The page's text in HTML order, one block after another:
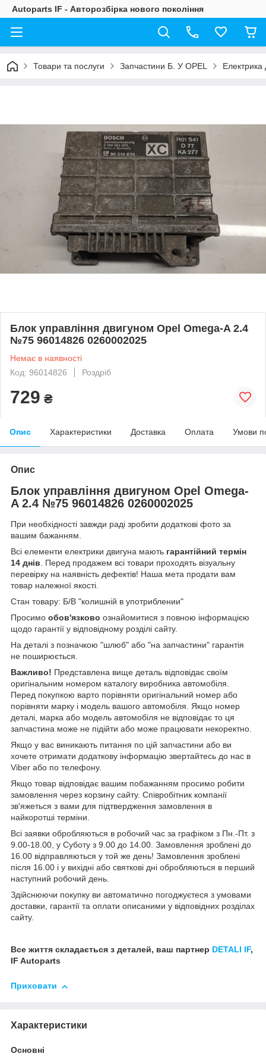
Autoparts IF - Авторозбірка нового покоління
Товари та послуги Запчастини Б. У OPEL Електрика
Блок управління двигуном Opel Omega-A 2.4
№75 96014826 0260002025
Немає в наявності
Код: 96014826
Роздріб
729 ₴
Опис Характеристики Доставка Оплата Умови
Опис
Блок управління двигуном Opel Omega-
A 2.4 №75 96014826 0260002025
При необхідності завжди раді зробити додаткові фото за
вашим бажанням.
Всі елементи електрики двигуна мають гарантійний термін
14 днів. Перед продажем всі товари проходять візуальну
перевірку на наявність дефектів! Наша мета продати вам
товар належної якості.
Стан товару: Б/В "колишній в употриблении"
Просимо обов'язково ознайомитися з повною інформацією
щодо гарантії у відповідному розділі сайту.
На деталі з позначкою "шлюб" або "на запчастини" гарантія
не поширюється.
Важливо! Представлена вище деталь відповідає своїм
оригінальним номером каталогу виробника автомобіля.
Перед покупкою варто порівняти оригінальний номер або
порівняти марку і модель вашого автомобіля. Якщо номер
деталі, марка або модель автомобіля не відповідає то ця
запчастина може не підійти або може працювати некоректно.
Якщо у вас виникають питання по цій запчастини або ви
хочете отримати додаткову інформацію звертайтесь до нас в
Viber або по телефону.
Якщо товар відповідає вашим побажанням просимо робити
замовлення через корзину сайту. Співробітник компанії
зв'яжеться з вами для підтвердження замовлення в
найкоротші терміни.
Всі заявки обробляються в робочий час за графіком з Пн.-Пт. з
9.00-18.00, у Суботу з 9.00 до 14.00. Замовлення зроблені до
16.00 відправляються у той же день! Замовлення зроблені
після 16.00 і у вихідні або святкові дні обробляються в перший
наступний робочий день.
Здійснюючи покупку ви автоматично погоджуєтеся з умовами
доставки, гарантії та оплати описаними у відповідних розділах
сайту.
Все життя складається з деталей, ваш партнер DETALI IF,
IF Autoparts
Приховати
Характеристики
Основні